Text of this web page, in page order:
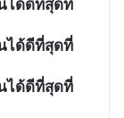
ได้ดีที่สุดที่
ได้ดีที่สุดที่